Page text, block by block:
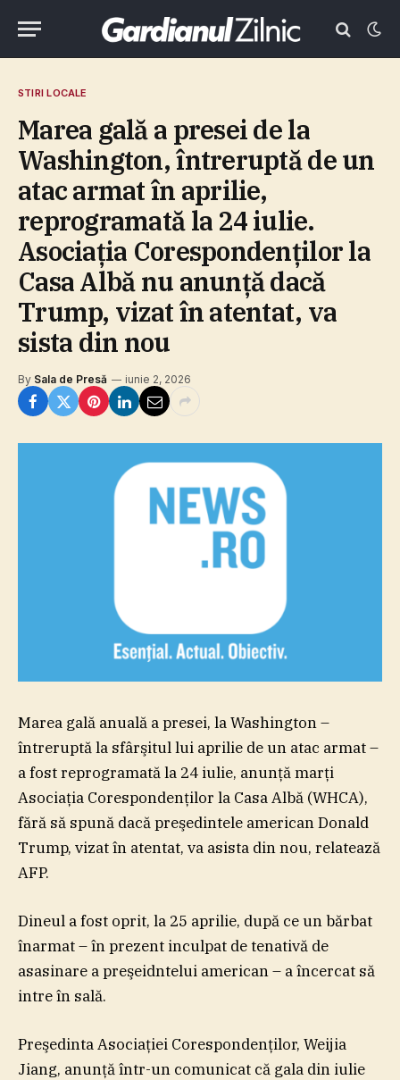
STIRI LOCALE
Marea gală a presei de la
Washington, întreruptă de un
atac armat în aprilie,
reprogramată la 24 iulie.
Asociaţia Corespondenţilor la
Casa Albă nu anunţă dacă
Trump, vizat în atentat, va
sista din nou
By Sala de Presă iunie 2, 2026
Marea gală anuală a presei, la Washington –
întreruptă la sfârşitul lui aprilie de un atac armat –
a fost reprogramată la 24 iulie, anunţă marţi
Asociaţia Corespondenţilor la Casa Albă (WHCA),
fără să spună dacă preşedintele american Donald
Trump, vizat în atentat, va asista din nou, relatează
AFP.
Dineul a fost oprit, la 25 aprilie, după ce un bărbat
înarmat – în prezent inculpat de tenativă de
asasinare a preşeidntelui american – a încercat să
intre în sală.
Preşedinta Asociaţiei Corespondenţilor, Weijia
Jiang, anunţă într-un comunicat că gala din iulie